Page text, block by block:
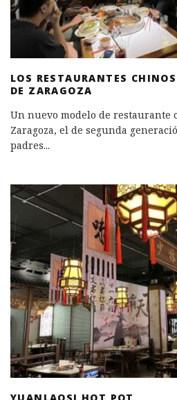
LOS RESTAURANTES
DE ZARAGOZA
Un nuevo modelo de restaurante
Zaragoza, el de segunda
padres...